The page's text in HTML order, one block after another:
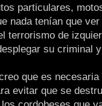
particulares,
nada tenían que
terrorismo de
su criminal
que es
evitar que se